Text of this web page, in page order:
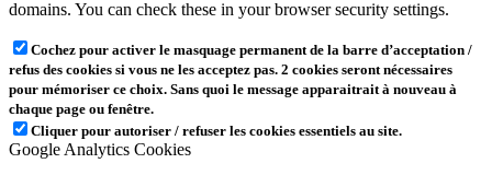
domains. You can check these in your browser security settings.
Cochez pour activer le masquage permanent de la barre d’acceptation /
refus des cookies si vous ne les acceptez pas. 2 cookies seront nécessaires
pour mémoriser ce choix. Sans quoi le message apparaitrait à nouveau à
chaque page ou fenêtre.
Cliquer pour autoriser / refuser les cookies essentiels au site.
Google Analytics Cookies